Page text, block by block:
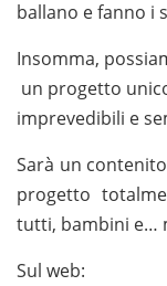
ballano e fanno i
Insomma,
un progetto
imprevedibili e
Sarà un
progetto
tutti, bambini e…
Sul web: